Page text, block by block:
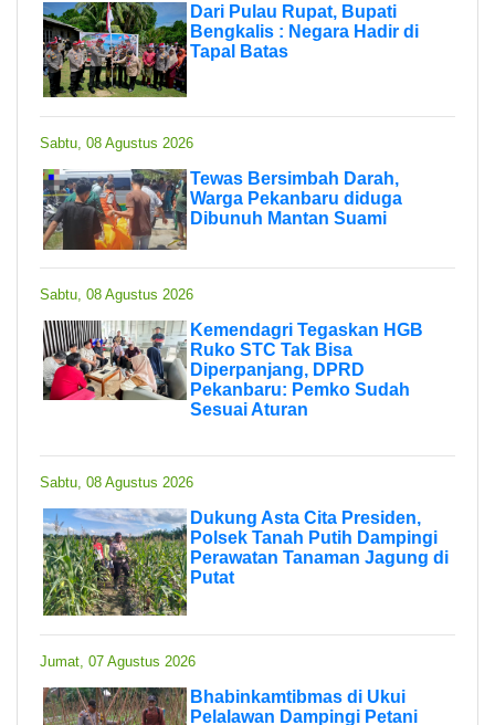
Dari Pulau Rupat, Bupati
Bengkalis : Negara Hadir di
Tapal Batas
Sabtu, 08 Agustus 2026
Tewas Bersimbah Darah,
Warga Pekanbaru diduga
Dibunuh Mantan Suami
Sabtu, 08 Agustus 2026
Kemendagri Tegaskan HGB
Ruko STC Tak Bisa
Diperpanjang, DPRD
Pekanbaru: Pemko Sudah
Sesuai Aturan
Sabtu, 08 Agustus 2026
Dukung Asta Cita Presiden,
Polsek Tanah Putih Dampingi
Perawatan Tanaman Jagung di
Putat
Jumat, 07 Agustus 2026
Bhabinkamtibmas di Ukui
Pelalawan Dampingi Petani